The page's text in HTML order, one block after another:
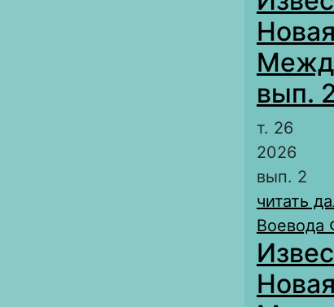
вып.
т. 26
2026
вып. 2
читать
Воевода